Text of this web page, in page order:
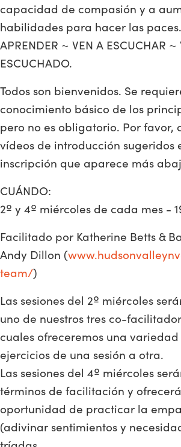
capacidad de compasión y a
habilidades para hacer las
APRENDER ~ VEN A ESCUCHAR ~
ESCUCHADO.
Todos son bienvenidos. Se
conocimiento básico de los
pero no es obligatorio. Por favor,
vídeos de introducción sugeridos
inscripción que aparece más
CUÁNDO:
2º y 4º miércoles de cada mes -
Facilitado por Katherine Betts &
Andy Dillon (
team/)
Las sesiones del 2º miércoles
uno de nuestros tres co-
cuales ofreceremos una
ejercicios de una sesión a otra.
Las sesiones del 4º miércoles
términos de facilitación y
oportunidad de practicar la
(adivinar sentimientos y